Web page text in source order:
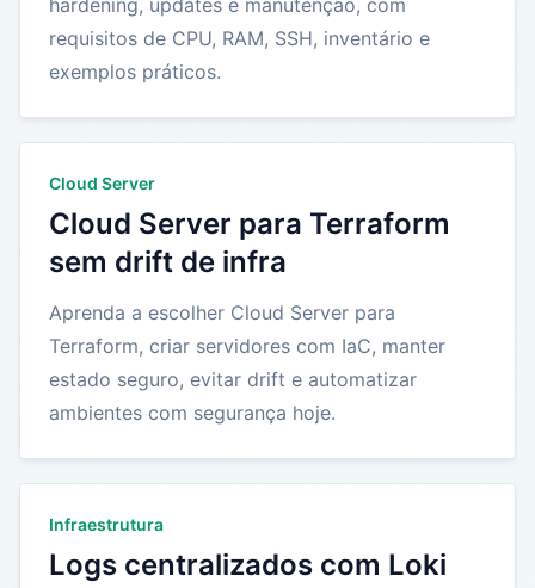
hardening, updates e manutenção, com
requisitos de CPU, RAM, SSH, inventário e
exemplos práticos.
Cloud Server
Cloud Server para Terraform
sem drift de infra
Aprenda a escolher Cloud Server para
Terraform, criar servidores com IaC, manter
estado seguro, evitar drift e automatizar
ambientes com segurança hoje.
Infraestrutura
Logs centralizados com Loki